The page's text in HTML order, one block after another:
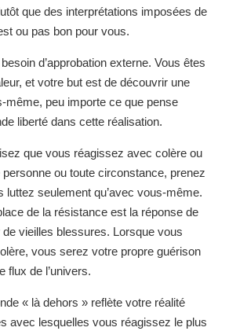
que des interprétations imposées de
ou pas bon pour vous.
d’approbation externe. Vous êtes
et votre but est de découvrir une
même, peu importe ce que pense
liberté dans cette réalisation.
que vous réagissez avec colère ou
ou toute circonstance, prenez
luttez seulement qu’avec vous-même.
de la résistance est la réponse de
vieilles blessures. Lorsque vous
vous serez votre propre guérison
flux de l’univers.
« là dehors » reflète votre réalité
avec lesquelles vous réagissez le plus